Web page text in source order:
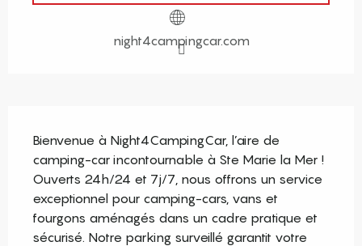
night4campingcar.com
Bienvenue à Night4CampingCar, l’aire de
camping-car incontournable à Ste Marie la Mer !
Ouverts 24h/24 et 7j/7, nous offrons un service
exceptionnel pour camping-cars, vans et
fourgons aménagés dans un cadre pratique et
sécurisé. Notre parking surveillé garantit votre